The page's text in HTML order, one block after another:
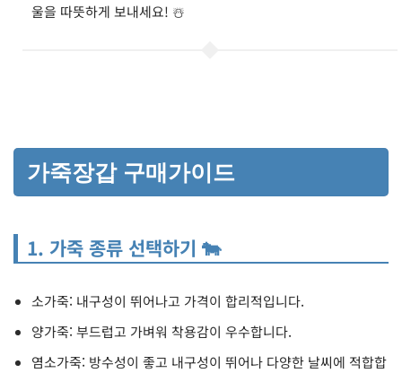
울을 따뜻하게 보내세요! ☃️
가죽장갑 구매가이드
1. 가죽 종류 선택하기 🐄
소가죽: 내구성이 뛰어나고 가격이 합리적입니다.
양가죽: 부드럽고 가벼워 착용감이 우수합니다.
염소가죽: 방수성이 좋고 내구성이 뛰어나 다양한 날씨에 적합합